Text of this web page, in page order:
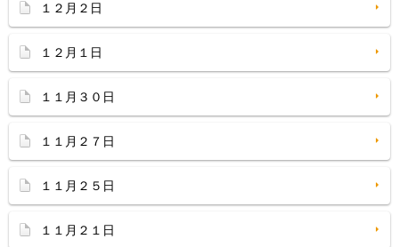
１２月２日
１２月１日
１１月３０日
１１月２７日
１１月２５日
１１月２１日